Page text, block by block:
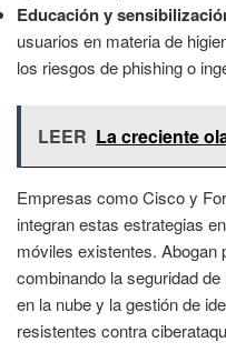
Educación y
usuarios en materia de
los riesgos de phishing o
LEER La creciente
Empresas como Cisco y
integran estas estrategias
móviles existentes. Abogan
combinando la seguridad
en la nube y la gestión de
resistentes contra